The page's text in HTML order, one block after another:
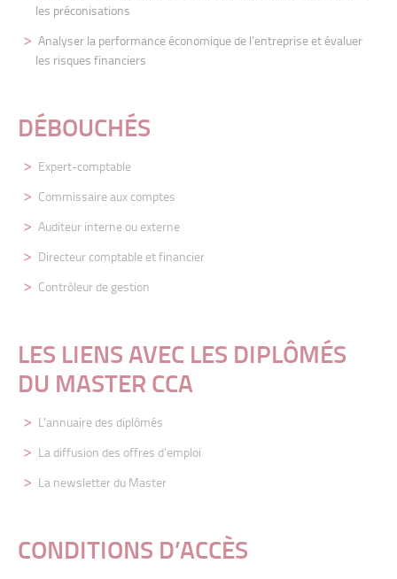
les préconisations
Analyser la performance économique de l’entreprise et évaluer
les risques financiers
DÉBOUCHÉS
Expert-comptable
Commissaire aux comptes
Auditeur interne ou externe
Directeur comptable et financier
Contrôleur de gestion
LES LIENS AVEC LES DIPLÔMÉS
DU MASTER CCA
L'annuaire des diplômés
La diffusion des offres d'emploi
La newsletter du Master
CONDITIONS D’ACCÈS